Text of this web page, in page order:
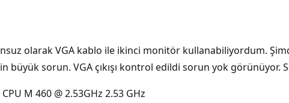
olarak VGA kablo ile ikinci monitör kullanabiliyordum.
büyük sorun. VGA çıkışı kontrol edildi sorun yok görünüyor.
M 460 @ 2.53GHz 2.53 GHz